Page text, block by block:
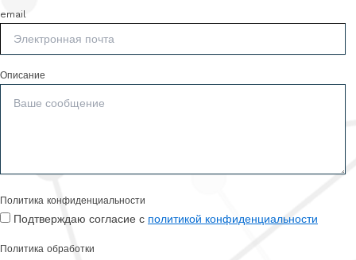
email
Описание
Политика конфиденциальности
Подтверждаю согласие с политикой конфиденциальности
Политика обработки